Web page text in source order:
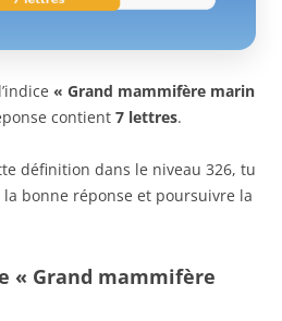
« Grand mammifère marin
contient 7 lettres.
définition dans le niveau 326, tu
bonne réponse et poursuivre la
« Grand mammifère